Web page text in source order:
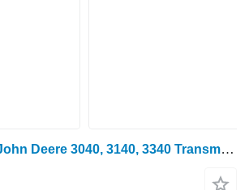
Масляний щуп John Deere 3040, 3140, 3340 Transmission Oil Dipstick Al38633, Al27109 AL38633, AL27109 до трактора колісного